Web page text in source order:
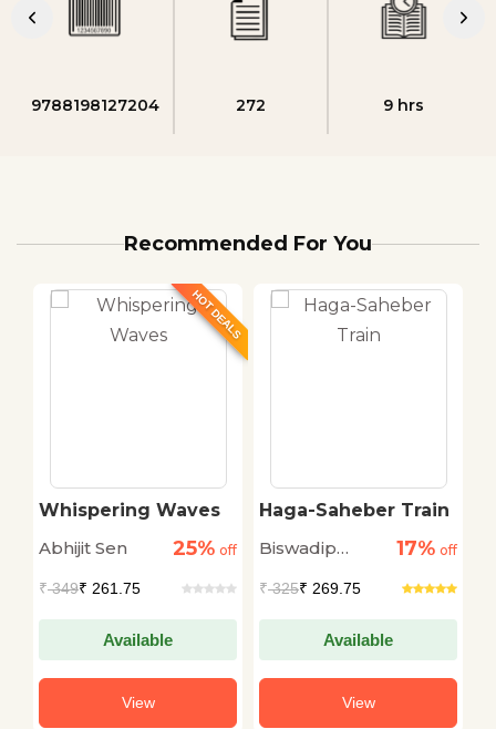
9788198127204 272 9 hrs
Recommended For You
HOT DEALS
Whispering Waves
Abhijit Sen
25% off
₹349₹ 261.75
Available
View
Haga-Saheber Train
Biswadip
17% off
₹325₹ 269.75
Available
View